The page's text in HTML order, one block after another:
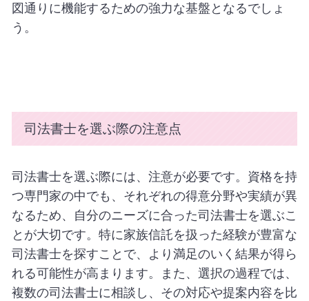
図通りに機能するための強力な基盤となるでしょ
う。
司法書士を選ぶ際の注意点
司法書士を選ぶ際には、注意が必要です。資格を持
つ専門家の中でも、それぞれの得意分野や実績が異
なるため、自分のニーズに合った司法書士を選ぶこ
とが大切です。特に家族信託を扱った経験が豊富な
司法書士を探すことで、より満足のいく結果が得ら
れる可能性が高まります。また、選択の過程では、
複数の司法書士に相談し、その対応や提案内容を比